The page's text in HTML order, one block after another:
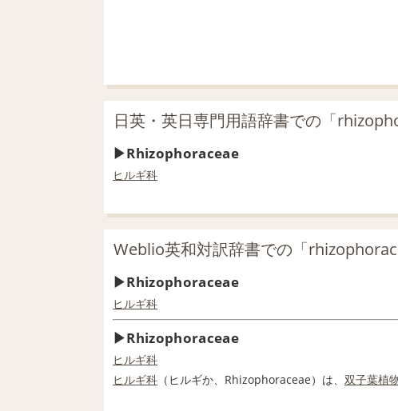
日英・英日専門用語辞書での「
Rhizophoraceae
ヒルギ科
Weblio英和対訳辞書での「
Rhizophoraceae
ヒルギ科
Rhizophoraceae
ヒルギ科
ヒルギ科 （ヒルギか、Rhizophoraceae）は、 双子葉植